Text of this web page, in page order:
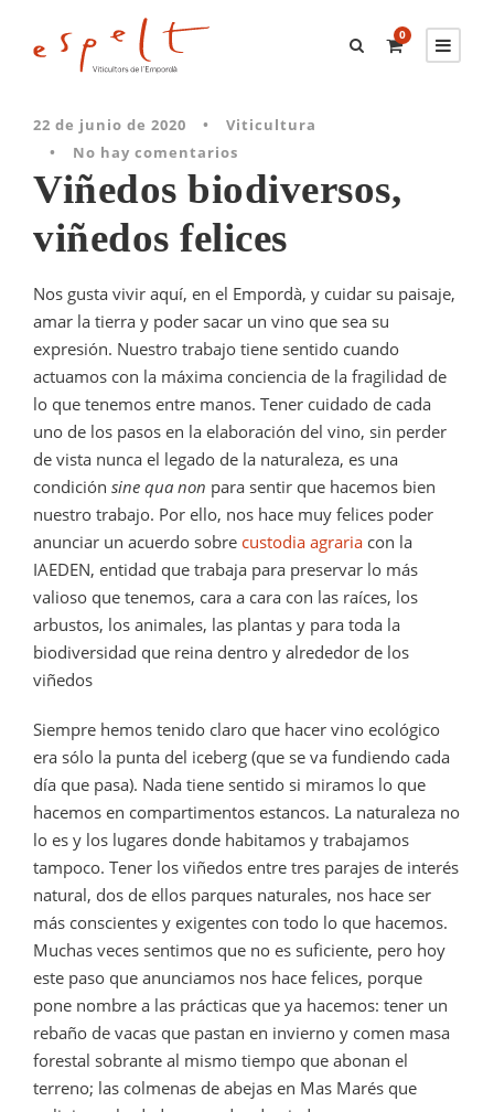
0
22 de junio de 2020 •
Viticultura
•
No hay comentarios
Viñedos biodiversos,
viñedos felices
Nos gusta vivir aquí, en el Empordà, y cuidar su paisaje,
amar la tierra y poder sacar un vino que sea su
expresión. Nuestro trabajo tiene sentido cuando
actuamos con la máxima conciencia de la fragilidad de
lo que tenemos entre manos. Tener cuidado de cada
uno de los pasos en la elaboración del vino, sin perder
de vista nunca el legado de la naturaleza, es una
condición sine qua non para sentir que hacemos bien
nuestro trabajo. Por ello, nos hace muy felices poder
anunciar un acuerdo sobre custodia agraria con la
IAEDEN, entidad que trabaja para preservar lo más
valioso que tenemos, cara a cara con las raíces, los
arbustos, los animales, las plantas y para toda la
biodiversidad que reina dentro y alrededor de los
viñedos
Siempre hemos tenido claro que hacer vino ecológico
era sólo la punta del iceberg (que se va fundiendo cada
día que pasa). Nada tiene sentido si miramos lo que
hacemos en compartimentos estancos. La naturaleza no
lo es y los lugares donde habitamos y trabajamos
tampoco. Tener los viñedos entre tres parajes de interés
natural, dos de ellos parques naturales, nos hace ser
más conscientes y exigentes con todo lo que hacemos.
Muchas veces sentimos que no es suficiente, pero hoy
este paso que anunciamos nos hace felices, porque
pone nombre a las prácticas que ya hacemos: tener un
rebaño de vacas que pastan en invierno y comen masa
forestal sobrante al mismo tiempo que abonan el
terreno; las colmenas de abejas en Mas Marés que